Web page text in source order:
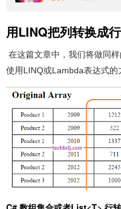
用LINQ把列转换成行
在这篇文章中，我们将做同
使用LINQ或Lambda表达式的